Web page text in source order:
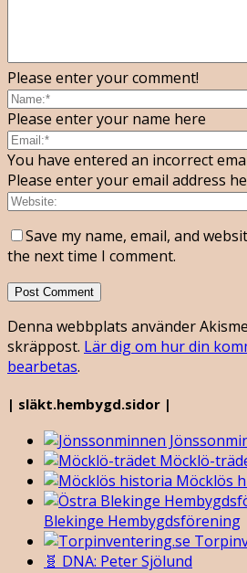
Please enter your comment!
Please enter your name here
You have entered an incorrect
Please enter your email address
Save my name, email, and
the next time I comment.
Denna webbplats använder
skräppost. Lär dig om hur din
bearbetas.
| släkt.hembygd.sidor |
Möcklö-
Möcklös
Blekinge Hembygdsförening
🧬 DNA: Peter Sjölund